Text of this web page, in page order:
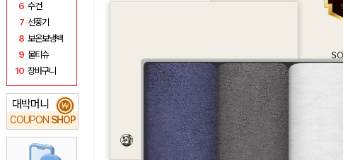
6 수건
7 선풍기
8 보온보냉백
9 물티슈
10 장바구니
대박머니
COUPON SHOP
₩